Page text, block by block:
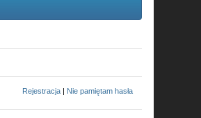
Rejestracja | Nie pamiętam hasła